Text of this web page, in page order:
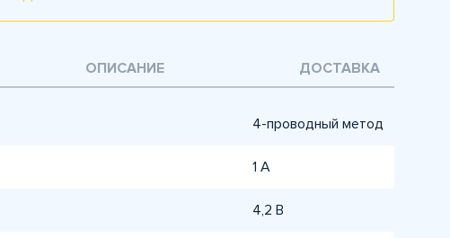
ОПИСАНИЕ ДОСТАВКА
4-проводный метод
1 А
4,2 В